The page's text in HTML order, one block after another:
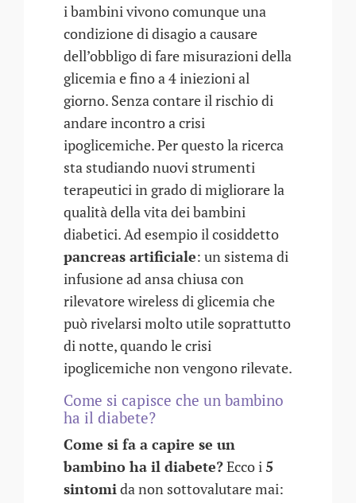
i bambini vivono comunque una
condizione di disagio a causare
dell’obbligo di fare misurazioni della
glicemia e fino a 4 iniezioni al
giorno. Senza contare il rischio di
andare incontro a crisi
ipoglicemiche. Per questo la ricerca
sta studiando nuovi strumenti
terapeutici in grado di migliorare la
qualità della vita dei bambini
diabetici. Ad esempio il cosiddetto
pancreas artificiale: un sistema di
infusione ad ansa chiusa con
rilevatore wireless di glicemia che
può rivelarsi molto utile soprattutto
di notte, quando le crisi
ipoglicemiche non vengono rilevate.
Come si capisce che un bambino
ha il diabete?
Come si fa a capire se un
bambino ha il diabete?Ecco i5
sintomida non sottovalutare mai: